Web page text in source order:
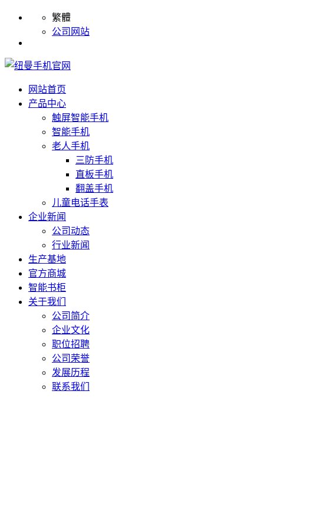
繁體
公司网站
网站首页
产品中心
触屏智能手机
智能手机
老人手机
三防手机
直板手机
翻盖手机
儿童电话手表
企业新闻
公司动态
行业新闻
生产基地
官方商城
智能书柜
关于我们
公司简介
企业文化
职位招聘
公司荣誉
发展历程
联系我们